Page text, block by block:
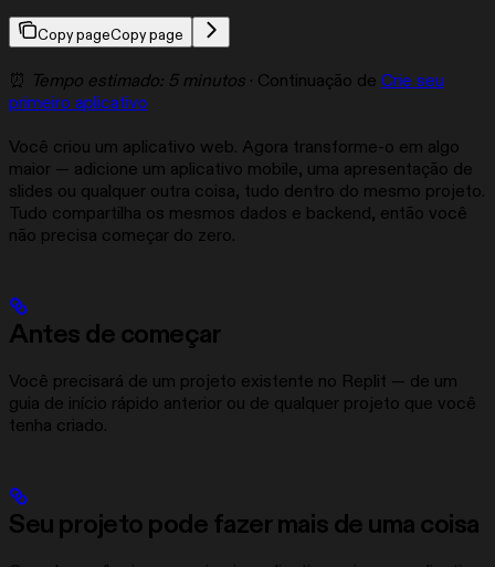
Copy pageCopy page
⏰ Tempo estimado: 5 minutos · Continuação de Crie seu
primeiro aplicativo
Você criou um aplicativo web. Agora transforme-o em algo
maior — adicione um aplicativo mobile, uma apresentação de
slides ou qualquer outra coisa, tudo dentro do mesmo projeto.
Tudo compartilha os mesmos dados e backend, então você
não precisa começar do zero.
Antes de começar
Você precisará de um projeto existente no Replit — de um
guia de início rápido anterior ou de qualquer projeto que você
tenha criado.
Seu projeto pode fazer mais de uma coisa